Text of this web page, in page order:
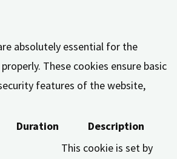
absolutely essential for the
These cookies ensure basic
features of the website,
Duration Description
This cookie is set by